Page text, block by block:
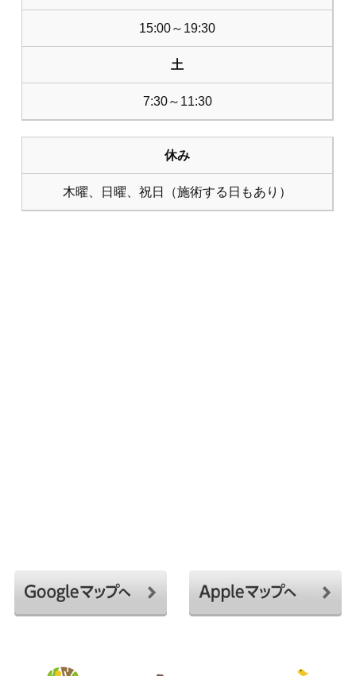
15:00～19:30
土
7:30～11:30
休み
木曜、日曜、祝日（施術する日もあり）